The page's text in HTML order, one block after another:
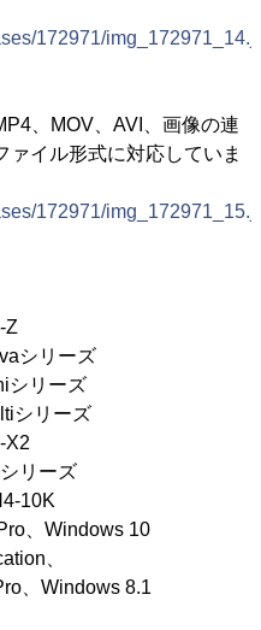
172971/
、MOV、AVI、画像の連
イル形式に対応していま
172971/
Z
ーズ
ーズ
ーズ
ーズ
、Windows 10
、
8.1